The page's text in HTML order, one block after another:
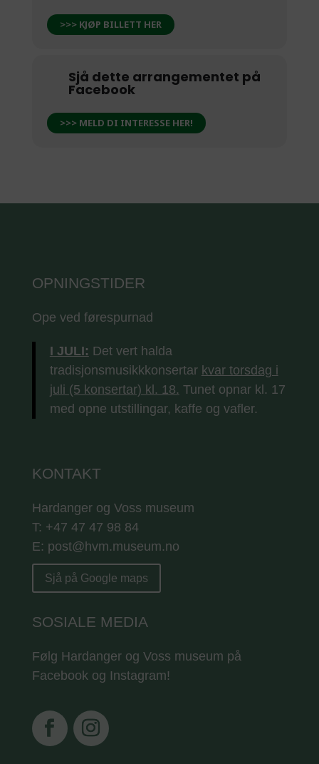
>>> KJØP BILLETT HER
Sjå dette arrangementet på
Facebook
>>> MELD DI INTERESSE HER!
OPNINGSTIDER
Ope ved førespurnad
I JULI: Det vert halda
tradisjonsmusikkkonsertar kvar torsdag i
juli (5 konsertar) kl. 18. Tunet opnar kl. 17
med opne utstillingar, kaffe og vafler.
KONTAKT
Hardanger og Voss museum
T: +47 47 47 98 84
E: post@hvm.museum.no
Sjå på Google maps
SOSIALE MEDIA
Følg Hardanger og Voss museum på
Facebook og Instagram!